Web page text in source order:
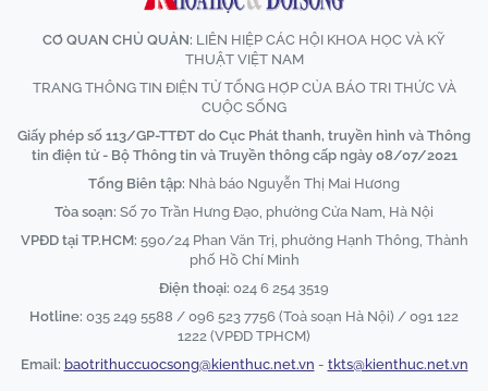
CƠ QUAN CHỦ QUẢN: LIÊN HIỆP CÁC HỘI KHOA HỌC VÀ KỸ
THUẬT VIỆT NAM
TRANG THÔNG TIN ĐIỆN TỬ TỔNG HỢP CỦA BÁO TRI THỨC VÀ
CUỘC SỐNG
Giấy phép số 113/GP-TTĐT do Cục Phát thanh, truyền hình và Thông
tin điện tử - Bộ Thông tin và Truyền thông cấp ngày 08/07/2021
Tổng Biên tập: Nhà báo Nguyễn Thị Mai Hương
Tòa soạn: Số 70 Trần Hưng Đạo, phường Cửa Nam, Hà Nội
VPĐD tại TP.HCM: 590/24 Phan Văn Trị, phường Hạnh Thông, Thành
phố Hồ Chí Minh
Điện thoại: 024 6 254 3519
Hotline: 035 249 5588 / 096 523 7756 (Toà soạn Hà Nội) / 091 122
1222 (VPĐD TPHCM)
Email: baotrithuccuocsong@kienthuc.net.vn - tkts@kienthuc.net.vn